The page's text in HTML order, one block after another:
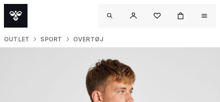
OUTLET SPORT OVERTØJ